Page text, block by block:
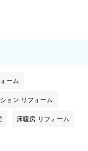
ーム
ョン リフォーム
床暖房 リフォーム